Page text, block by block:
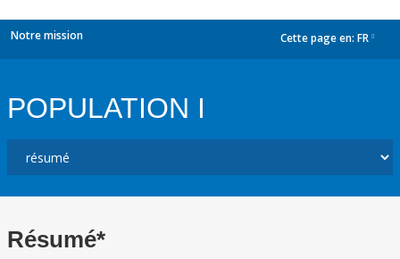
Notre mission Cette page en: FR
POPULATION I
Résumé*